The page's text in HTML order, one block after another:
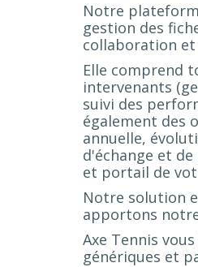
Notre
gestion des
collaboration et
Elle comprend
intervenants
suivi des
également des
annuelle,
d'échange et
et portail de
Notre solution
apportons
Axe Tennis
génériques et